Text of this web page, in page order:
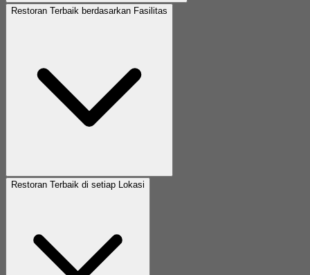
Restoran Terbaik berdasarkan Fasilitas
Restoran Terbaik di setiap Lokasi